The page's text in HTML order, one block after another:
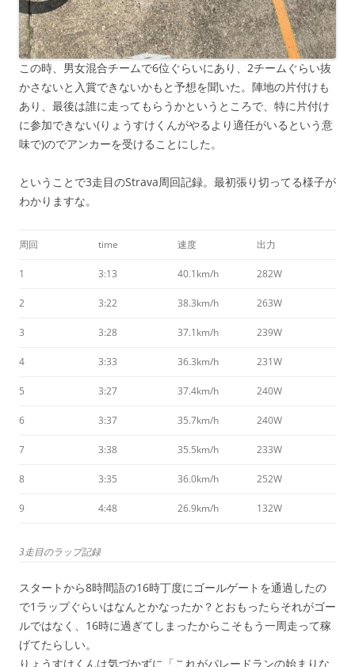
この時、男女混合チームで6位ぐらいにあり、2チームぐらい抜
かさないと入賞できないかもと予想を聞いた。陣地の片付けも
あり、最後は誰に走ってもらうかというところで、特に片付け
に参加できない(りょうすけくんがやるより適任がいるという意
味で)のでアンカーを受けることにした。
ということで3走目のStrava周回記録。最初張り切ってる様子が
わかりますな。
周回 time 速度 出力
1 3:13 40.1km/h 282W
2 3:22 38.3km/h 263W
3 3:28 37.1km/h 239W
4 3:33 36.3km/h 231W
5 3:27 37.4km/h 240W
6 3:37 35.7km/h 240W
7 3:38 35.5km/h 233W
8 3:35 36.0km/h 252W
9 4:48 26.9km/h 132W
3走目のラップ記録
スタートから8時間語の16時丁度にゴールゲートを通過したの
で1ラップぐらいはなんとかなったか？とおもったらそれがゴー
ルではなく、16時に過ぎてしまったからこそもう一周走って稼
げてたらしい。
りょうすけくんは気づかずに「これがパレードランの始まりな